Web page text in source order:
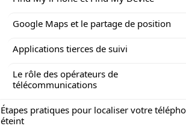
Google Maps et le partage de position
Applications tierces de suivi
Le rôle des opérateurs de
télécommunications
Étapes pratiques pour localiser votre
éteint